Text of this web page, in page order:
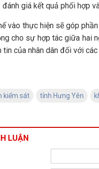
giá kết quả phối hợp
vào thực hiện sẽ góp
cho sự hợp tác giữa hai
tin của nhân dân đối với
kiểm sát tỉnh Hưng Yên
LUẬN